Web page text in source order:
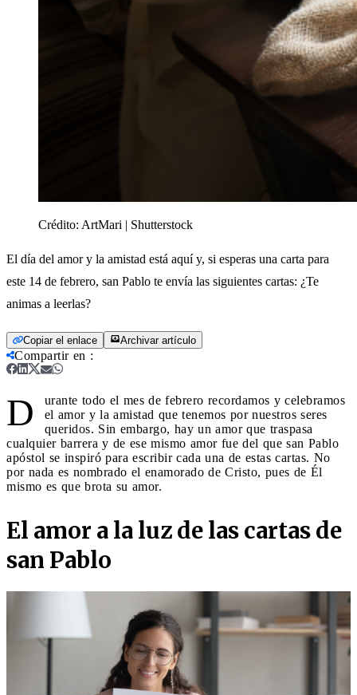
Crédito: ArtMari | Shutterstock
El día del amor y la amistad está aquí y, si esperas una carta para
este 14 de febrero, san Pablo te envía las siguientes cartas: ¿Te
animas a leerlas?
Copiar el enlace Archivar artículo
Compartir en :
D
urante todo el mes de febrero recordamos y celebramos
el amor y la amistad que tenemos por nuestros seres
queridos. Sin embargo, hay un amor que traspasa
cualquier barrera y de ese mismo amor fue del que san Pablo
apóstol se inspiró para escribir cada una de estas cartas. No
por nada es nombrado el enamorado de Cristo, pues de Él
mismo es que brota su amor.
El amor a la luz de las cartas de
san Pablo